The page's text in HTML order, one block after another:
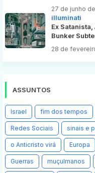
27 de junho
illuminati
Ex
Bunker
28 de
ASSUNTOS
Israel fim dos tempos
Redes Sociais sinais e
o Anticristo virá Europa
Guerras muçulmanos